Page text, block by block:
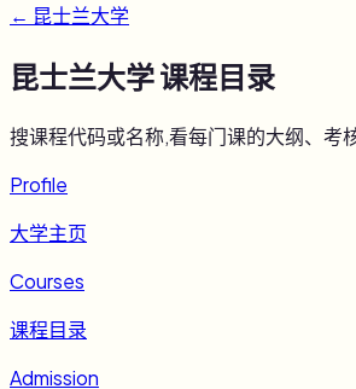
← 昆士兰大学
昆士兰大学课程目录
搜课程代码或名称,看每门课的大纲、考
Profile
大学主页
Courses
课程目录
Admission